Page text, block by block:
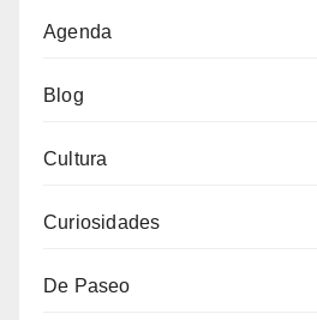
Agenda
Blog
Cultura
Curiosidades
De Paseo